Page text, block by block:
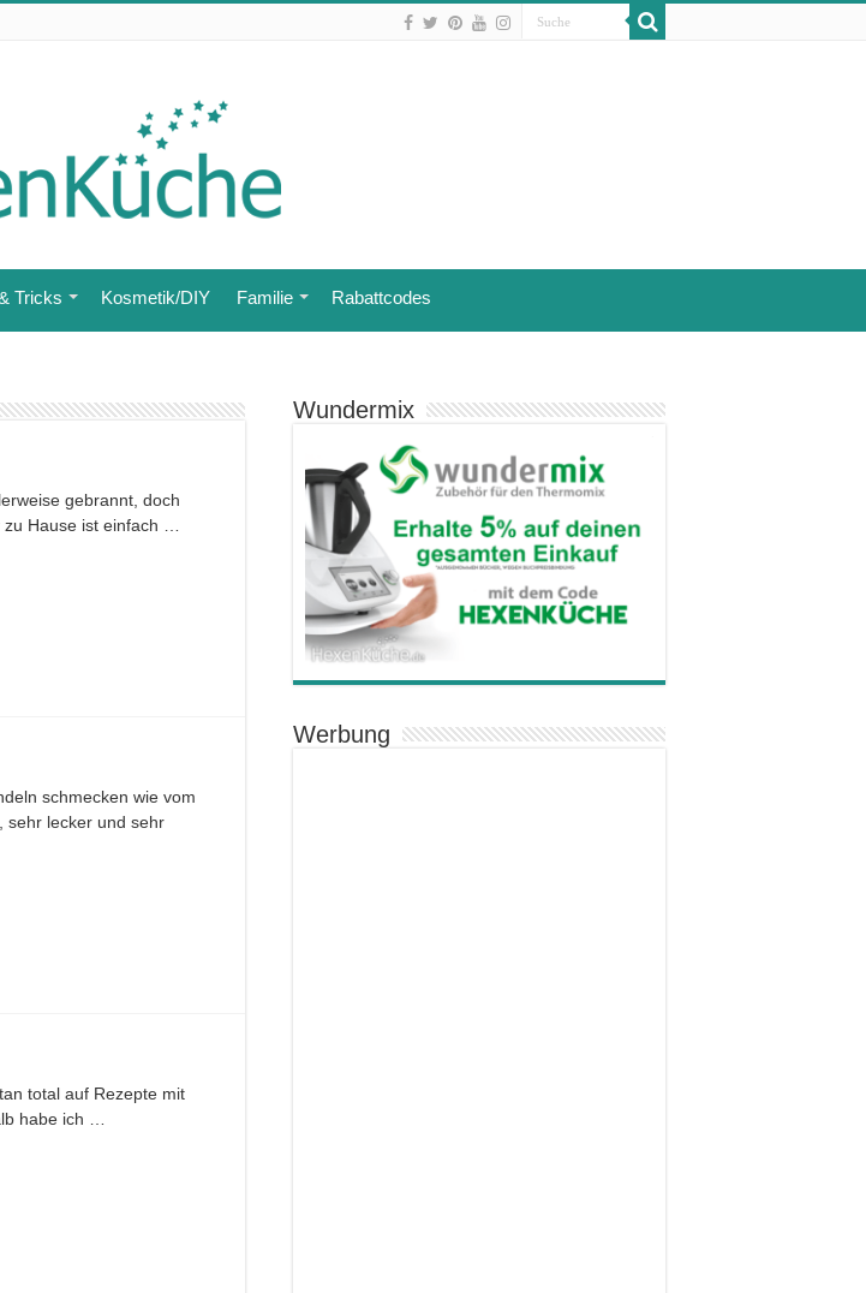
Tricks Kosmetik/DIY Familie Rabattcodes
gebrannt, doch
Hause ist einfach …
schmecken wie vom
sehr lecker und sehr
total auf Rezepte mit
habe ich …
Wundermix
Werbung